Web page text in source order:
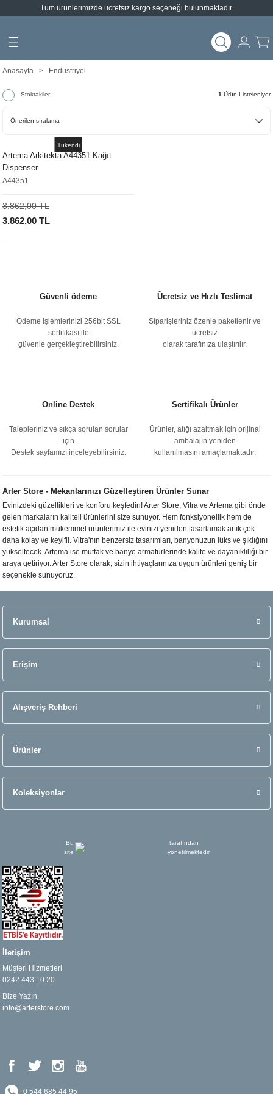
Tüm ürünlerimizde ücretsiz kargo seçeneği bulunmaktadır.
Geri Dön
Geri Dön
Anasayfa Endüstriyel
Stoktakiler 1 Ürün Listeleniyor
Tükendi
Artema Arkitekta A44351 Kağıt
Dispenser
A44351
3.862,00 TL
3.862,00 TL
Güvenli ödeme
Ödeme işlemlerinizi 256bit SSL
sertifikası ile
güvenle gerçekleştirebilirsiniz.
Ücretsiz ve Hızlı Teslimat
Siparişleriniz özenle paketlenir ve
ücretsiz
olarak tarafınıza ulaştırılır.
Online Destek
Talepleriniz ve sıkça sorulan sorular
için
Destek sayfamızı inceleyebilirsiniz.
Sertifikalı Ürünler
Ürünler, atığı azaltmak için orijinal
ambalajın yeniden
kullanılmasını amaçlamaktadır.
Arter Store - Mekanlarınızı Güzelleştiren Ürünler Sunar
Evinizdeki güzellikleri ve konforu keşfedin! Arter Store, Vitra ve Artema gibi önde
gelen markaların kaliteli ürünlerini size sunuyor. Hem fonksiyonellik hem de
estetik açıdan mükemmel ürünlerimiz ile evinizi yeniden tasarlamak artık çok
daha kolay ve keyifli. Vitra'nın benzersiz tasarımları, banyonuzun lüks ve şıklığını
yükseltecek. Artema ise mutfak ve banyo armatürlerinde kalite ve dayanıklılığı bir
araya getiriyor. Arter Store olarak, sizin ihtiyaçlarınıza uygun ürünleri geniş bir
seçenekle sunuyoruz.
Kurumsal
Erişim
Alışveriş Rehberi
Ürünler
Koleksiyonlar
Bu
site
tarafından
yönetilmektedir
İletişim
Müşteri Hizmetleri
0242 443 10 20
Bize Yazın
info@arterstore.com
0 544 685 44 95